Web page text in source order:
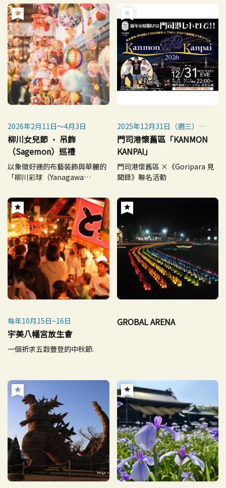
2026年2月11日～4月3日
柳川女兒節 · 吊飾
（Sagemon）巡禮
以象徵好運的布藝裝飾與華麗的
「柳川彩球（Yanagawa
2025年12月31日（週三）
※雨天照常舉行，遇惡劣天氣
取消。
門司港懷舊區「KANMON
KANPAI」
門司港懷舊區 ×《Goripara 見
聞錄》聯名活動
每年10月15日~16日
宇美八幡宮放生會
一個祈求五穀豐登的中秋節.
GROBAL ARENA